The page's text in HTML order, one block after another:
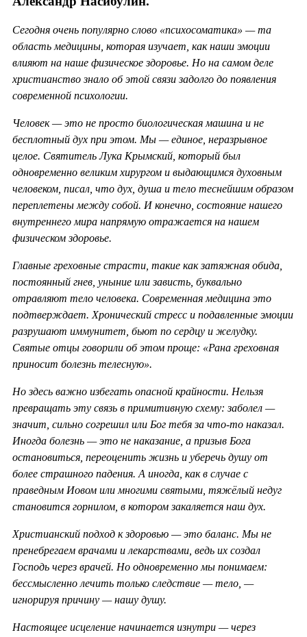
Сегодня очень популярно слово «психосоматика» — та
область медицины, которая изучает, как наши эмоции
влияют на наше физическое здоровье. Но на самом деле
христианство знало об этой связи задолго до появления
современной психологии.
Человек — это не просто биологическая машина и не
бесплотный дух при этом. Мы — единое, неразрывное
целое. Святитель Лука Крымский, который был
одновременно великим хирургом и выдающимся духовным
человеком, писал, что дух, душа и тело теснейшим образом
переплетены между собой. И конечно, состояние нашего
внутреннего мира напрямую отражается на нашем
физическом здоровье.
Главные греховные страсти, такие как затяжная обида,
постоянный гнев, уныние или зависть, буквально
отравляют тело человека. Современная медицина это
подтверждает. Хронический стресс и подавленные эмоции
разрушают иммунитет, бьют по сердцу и желудку.
Святые отцы говорили об этом проще: «Рана греховная
приносит болезнь телесную».
Но здесь важно избегать опасной крайности. Нельзя
превращать эту связь в примитивную схему: заболел —
значит, сильно согрешил или Бог тебя за что-то наказал.
Иногда болезнь — это не наказание, а призыв Бога
остановиться, переоценить жизнь и уберечь душу от
более страшного падения. А иногда, как в случае с
праведным Иовом или многими святыми, тяжёлый недуг
становится горнилом, в котором закаляется наш дух.
Христианский подход к здоровью — это баланс. Мы не
пренебрегаем врачами и лекарствами, ведь их создал
Господь через врачей. Но одновременно мы понимаем:
бессмысленно лечить только следствие — тело, —
игнорируя причину — нашу душу.
Настоящее исцеление начинается изнутри — через